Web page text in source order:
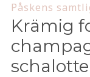
Påskens
Krämig